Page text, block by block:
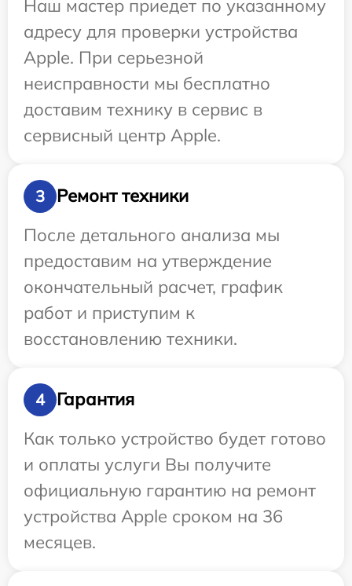
Наш мастер приедет по указанному
адресу для проверки устройства
Apple. При серьезной
неисправности мы бесплатно
доставим технику в сервис в
сервисный центр Apple.
3
Ремонт техники
После детального анализа мы
предоставим на утверждение
окончательный расчет, график
работ и приступим к
восстановлению техники.
4
Гарантия
Как только устройство будет готово
и оплаты услуги Вы получите
официальную гарантию на ремонт
устройства Apple сроком на 36
месяцев.